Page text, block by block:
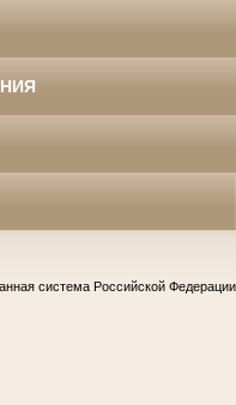
система Российской